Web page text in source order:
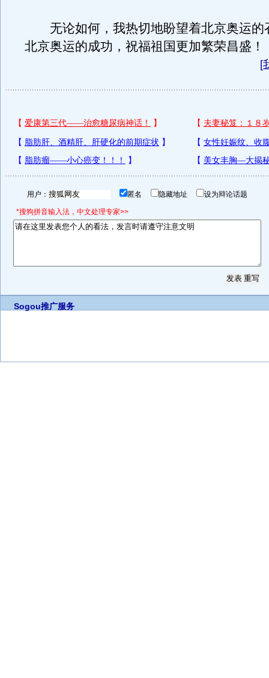
无论如何，我热切地盼望着北京奥运的
北京奥运的成功，祝福祖国更加繁荣昌盛！
[
用户： 匿名 隐藏地址 设为辩论话题
*搜狗拼音输入法，中文处理专家>>
Sogou推广服务